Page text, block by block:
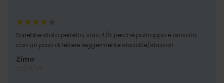
Sarebbe stato perfetto, voto 4/5 perché purtroppo è arrivato
con un paio di lettere leggermente sbiadite/sbavatr
Zimo
02/01/25